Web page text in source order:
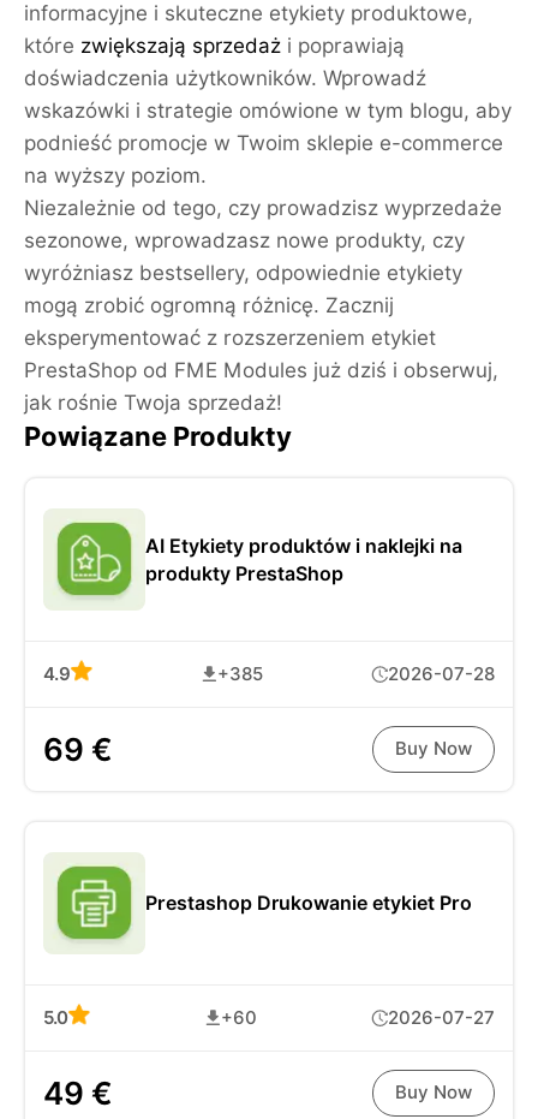
informacyjne i skuteczne etykiety produktowe,
które zwiększają sprzedaż i poprawiają
doświadczenia użytkowników. Wprowadź
wskazówki i strategie omówione w tym blogu, aby
podnieść promocje w Twoim sklepie e-commerce
na wyższy poziom.
Niezależnie od tego, czy prowadzisz wyprzedaże
sezonowe, wprowadzasz nowe produkty, czy
wyróżniasz bestsellery, odpowiednie etykiety
mogą zrobić ogromną różnicę. Zacznij
eksperymentować z rozszerzeniem etykiet
PrestaShop od FME Modules już dziś i obserwuj,
jak rośnie Twoja sprzedaż!
Powiązane Produkty
AI Etykiety produktów i naklejki na
produkty PrestaShop
4.9 +385 2026-07-28
69 € Buy Now
Prestashop Drukowanie etykiet Pro
5.0 +60 2026-07-27
49 € Buy Now